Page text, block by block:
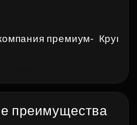
премиум-
преимущества